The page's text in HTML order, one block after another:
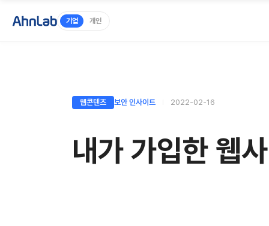
기업 개인
웹콘텐츠 보안 인사이트 2022-02-16
내가 가입한 웹